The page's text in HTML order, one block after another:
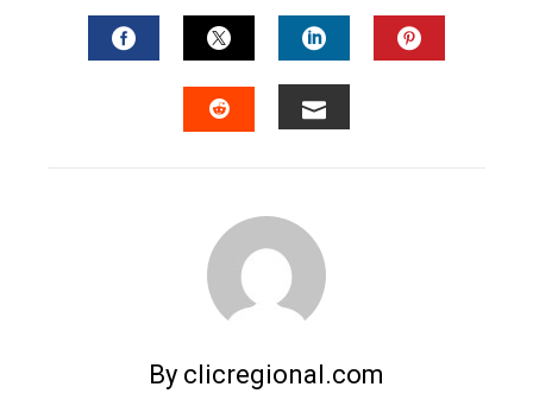
FACEBOOKTWITTERLINKEDIN
By clicregional.com